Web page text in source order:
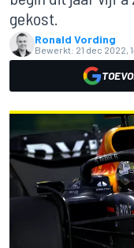
gekost.
Ronald Vording
Bewerkt: 21 dec 2022,